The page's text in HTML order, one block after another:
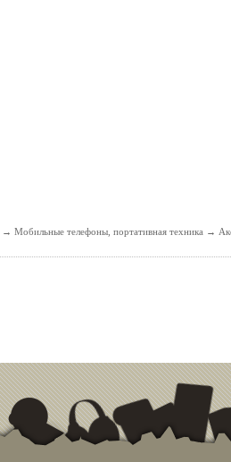
→ Мобильные телефоны, портативная техника →